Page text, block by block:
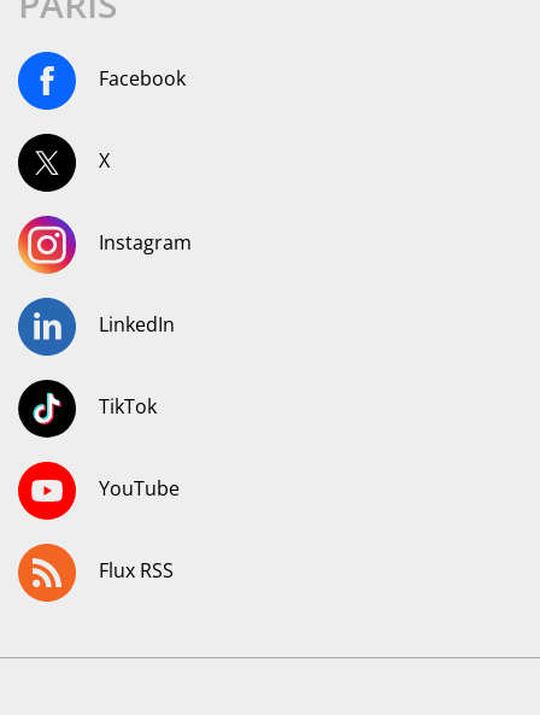
Facebook
X
Instagram
LinkedIn
TikTok
YouTube
Flux RSS